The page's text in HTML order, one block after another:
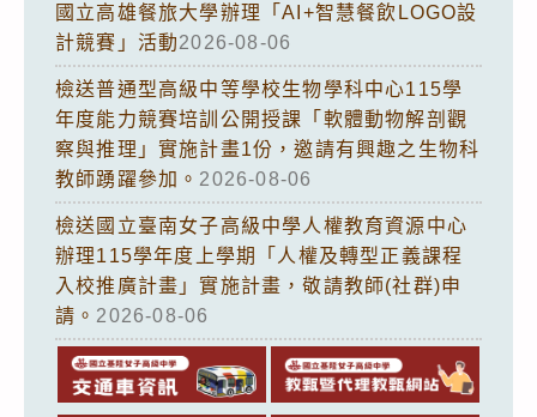
國立高雄餐旅大學辦理「AI+智慧餐飲LOGO設
計競賽」活動2026-08-06
檢送普通型高級中等學校生物學科中心115學
年度能力競賽培訓公開授課「軟體動物解剖觀
察與推理」實施計畫1份，邀請有興趣之生物科
教師踴躍參加。 2026-08-06
檢送國立臺南女子高級中學人權教育資源中心
辦理115學年度上學期「人權及轉型正義課程
入校推廣計畫」實施計畫，敬請教師(社群)申
請。 2026-08-06